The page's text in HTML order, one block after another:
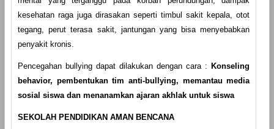
kesehatan raga juga dirasakan seperti timbul sakit kepala, otot
tegang, perut terasa sakit, jantungan yang bisa menyebabkan
penyakit kronis.
Pencegahan bullying dapat dilakukan dengan cara :Konseling
behavior, pembentukan tim anti-bullying, memantau media
sosial siswadan menanamkan ajaran akhlak untuk siswa
SEKOLAH PENDIDIKAN AMAN BENCANA